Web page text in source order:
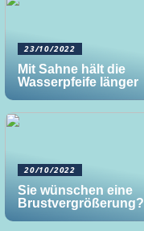
23/10/2022
Mit Sahne hält die
Wasserpfeife länger
20/10/2022
Sie wünschen eine
Brustvergrößerung?